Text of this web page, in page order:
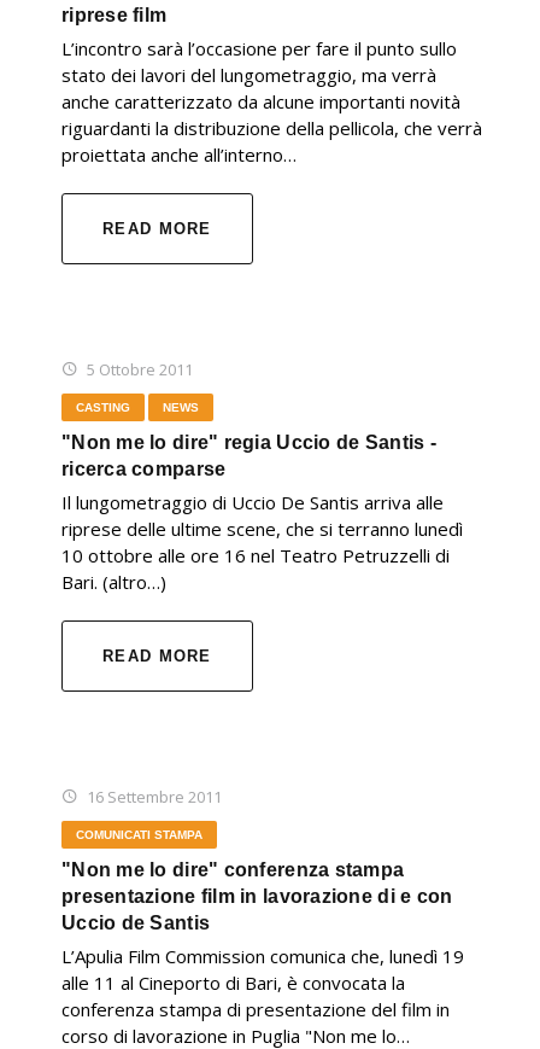
riprese film
L’incontro sarà l’occasione per fare il punto sullo
stato dei lavori del lungometraggio, ma verrà
anche caratterizzato da alcune importanti novità
riguardanti la distribuzione della pellicola, che verrà
proiettata anche all’interno…
READ MORE
5 Ottobre 2011
CASTING NEWS
"Non me lo dire" regia Uccio de Santis -
ricerca comparse
Il lungometraggio di Uccio De Santis arriva alle
riprese delle ultime scene, che si terranno lunedì
10 ottobre alle ore 16 nel Teatro Petruzzelli di
Bari. (altro…)
READ MORE
16 Settembre 2011
COMUNICATI STAMPA
"Non me lo dire" conferenza stampa
presentazione film in lavorazione di e con
Uccio de Santis
L’Apulia Film Commission comunica che, lunedì 19
alle 11 al Cineporto di Bari, è convocata la
conferenza stampa di presentazione del film in
corso di lavorazione in Puglia "Non me lo…